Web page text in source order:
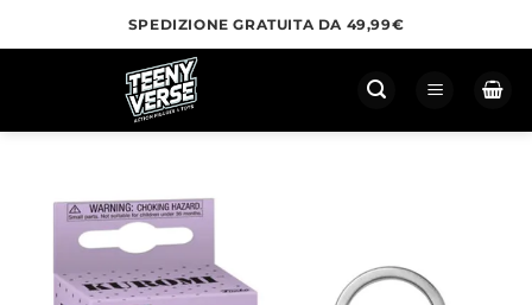
ai
SPEDIZIONE GRATUITA DA 49,99€